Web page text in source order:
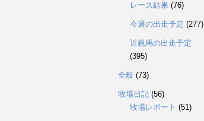
レース結果 (76)
今週の出走予定 (277)
近親馬の出走予定
(395)
全般 (73)
牧場日記 (56)
牧場レポート (51)